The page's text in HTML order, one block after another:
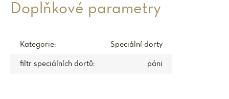
Doplňkové parametry
Kategorie: Speciální dorty
filtr speciálních dortů: páni